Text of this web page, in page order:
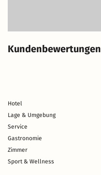
Kundenbewertungen
Hotel
Lage & Umgebung
Service
Gastronomie
Zimmer
Sport & Wellness